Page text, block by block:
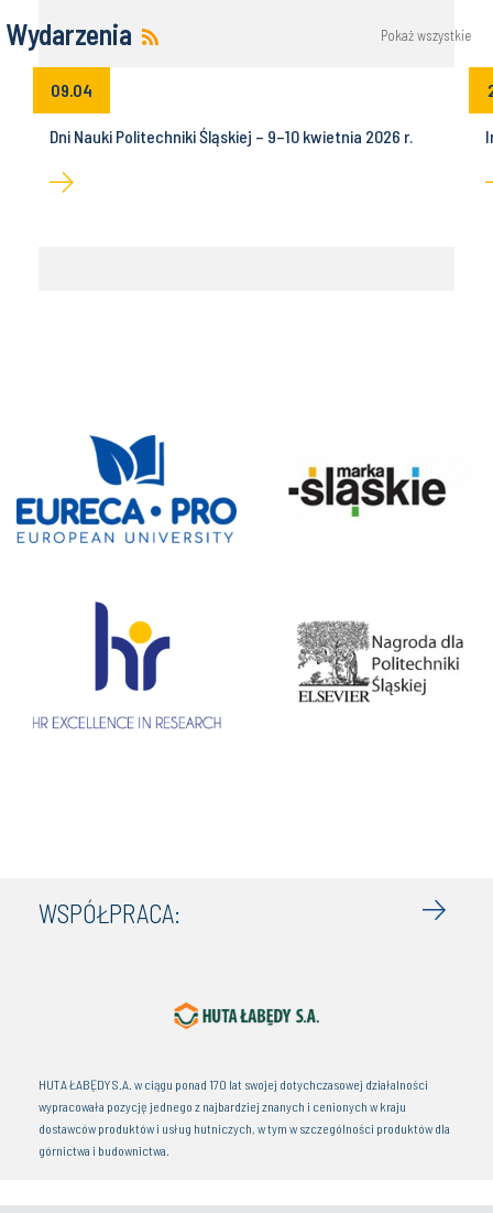
Wydarzenia Pokaż wszystkie
09.04
Dni Nauki Politechniki Śląskiej – 9–10 kwietnia 2026 r.
WSPÓŁPRACA:
HUTA ŁABĘDY S.A. w ciągu ponad 170 lat swojej dotychczasowej działalności
wypracowała pozycję jednego z najbardziej znanych i cenionych w kraju
dostawców produktów i usług hutniczych, w tym w szczególności produktów dla
górnictwa i budownictwa.